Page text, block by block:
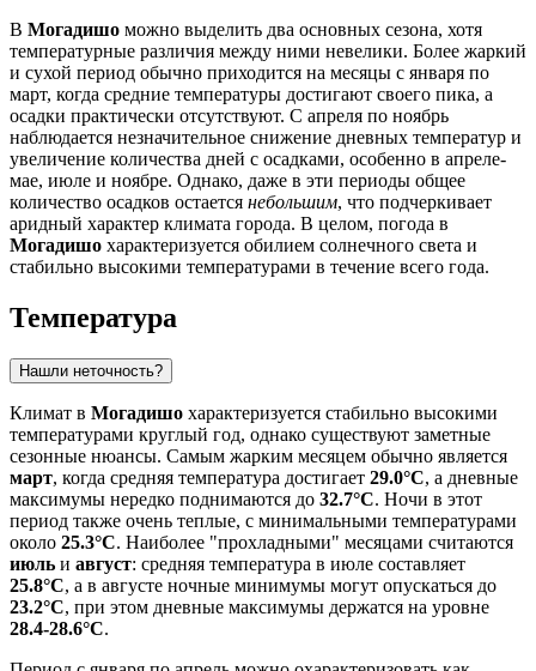
В Могадишо можно выделить два основных сезона, хотя
температурные различия между ними невелики. Более жаркий
и сухой период обычно приходится на месяцы с января по
март, когда средние температуры достигают своего пика, а
осадки практически отсутствуют. С апреля по ноябрь
наблюдается незначительное снижение дневных температур и
увеличение количества дней с осадками, особенно в апреле-
мае, июле и ноябре. Однако, даже в эти периоды общее
количество осадков остается небольшим, что подчеркивает
аридный характер климата города. В целом, погода в
Могадишо характеризуется обилием солнечного света и
стабильно высокими температурами в течение всего года.
Температура
Нашли неточность?
Климат в Могадишо характеризуется стабильно высокими
температурами круглый год, однако существуют заметные
сезонные нюансы. Самым жарким месяцем обычно является
март, когда средняя температура достигает 29.0°C, а дневные
максимумы нередко поднимаются до 32.7°C. Ночи в этот
период также очень теплые, с минимальными температурами
около 25.3°C. Наиболее "прохладными" месяцами считаются
июль и август: средняя температура в июле составляет
25.8°C, а в августе ночные минимумы могут опускаться до
23.2°C, при этом дневные максимумы держатся на уровне
28.4-28.6°C.